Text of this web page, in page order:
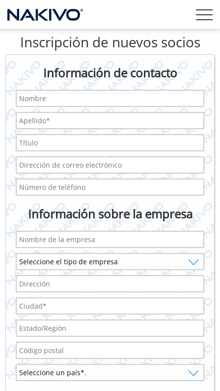
Inscripción de nuevos socios
Información de contacto
Información sobre la empresa